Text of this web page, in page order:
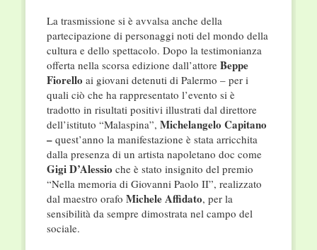
La trasmissione si è avvalsa anche della
partecipazione di personaggi noti del mondo della
cultura e dello spettacolo. Dopo la testimonianza
offerta nella scorsa edizione dall’attore Beppe
Fiorello ai giovani detenuti di Palermo – per i
quali ciò che ha rappresentato l’evento si è
tradotto in risultati positivi illustrati dal direttore
dell’istituto “Malaspina”, Michelangelo Capitano
– quest’anno la manifestazione è stata arricchita
dalla presenza di un artista napoletano doc come
Gigi D’Alessio che è stato insignito del premio
“Nella memoria di Giovanni Paolo II”, realizzato
dal maestro orafo Michele Affidato, per la
sensibilità da sempre dimostrata nel campo del
sociale.